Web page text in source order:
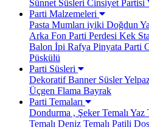
Sünnet Süsleri Cinsiyet Partisi
Parti Malzemeleri
Pasta Mumları iyiki Doğdun
Arka Fon Parti Perdesi Kek
Balon İpi Rafya Pinyata Parti
Püskülü
Parti Süsleri
Dekoratif Banner Süsler
Üçgen Flama Bayrak
Parti Temaları
Dondurma , Şeker Temalı Yaz
Temalı Deniz Temalı Patili